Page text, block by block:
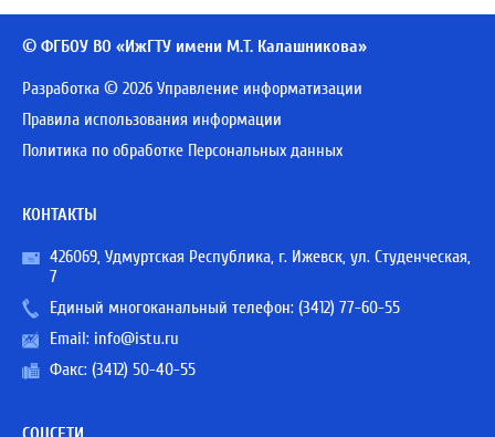
© ФГБОУ ВО «ИжГТУ имени М.Т. Калашникова»
Разработка © 2026 Управление информатизации
Правила использования информации
Политика по обработке Персональных данных
КОНТАКТЫ
426069, Удмуртская Республика, г. Ижевск, ул. Студенческая,
7
Единый многоканальный телефон: (3412) 77-60-55
Email: info@istu.ru
Факс: (3412) 50-40-55